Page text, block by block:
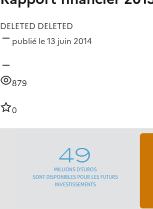
DELETED DELETED
publié le 13 juin 2014
879
0